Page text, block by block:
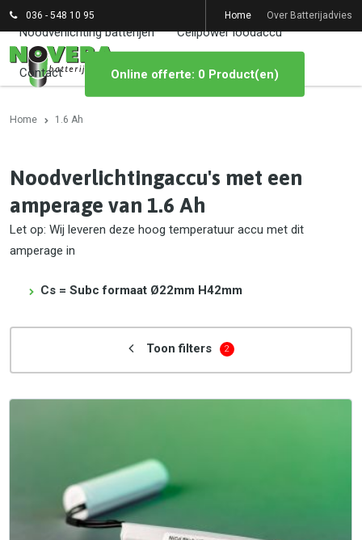
036 - 548 10 95 Home Over Batterijadvies
Noodverlichting batterijen Cellpower loodaccu
Contact Online offerte: 0 Product(en)
Home 1.6 Ah
Noodverlichtingaccu's met een
amperage van 1.6 Ah
Let op: Wij leveren deze hoog temperatuur accu met dit
amperage in
Cs = Subc formaat Ø22mm H42mm
Toon filters 2